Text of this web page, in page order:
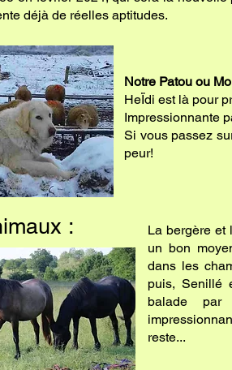
déjà de réelles aptitudes.
Notre Patou ou
HeÏdi est là pour
Impressionnante
Si vous passez
peur!
:
La bergère et
un bon
dans les
puis, Senillé
balade
reste...